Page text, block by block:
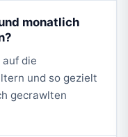
monatlich
die
und so gezielt
gecrawlten